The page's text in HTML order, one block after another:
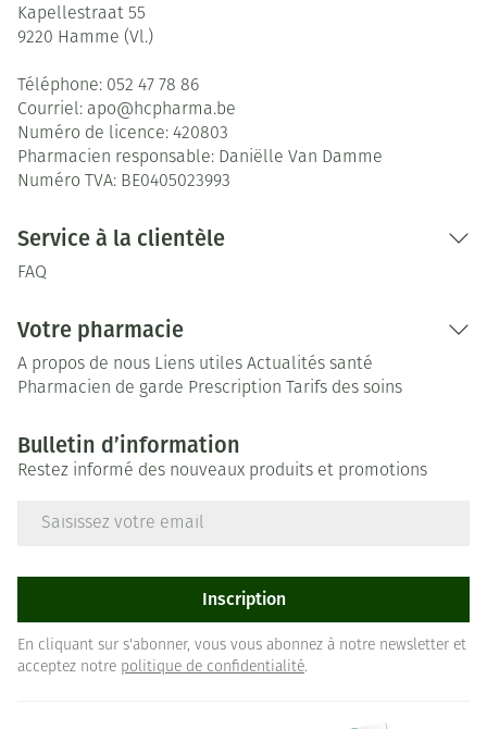
Kapellestraat 55
9220 Hamme (Vl.)
Téléphone: 052 47 78 86
Courriel: apo@hcpharma.be
Numéro de licence: 420803
Pharmacien responsable: Daniëlle Van Damme
Numéro TVA: BE0405023993
Service à la clientèle
FAQ
Votre pharmacie
A propos de nous Liens utiles Actualités santé
Pharmacien de garde Prescription Tarifs des soins
Bulletin d’information
Restez informé des nouveaux produits et promotions
Inscription
En cliquant sur s'abonner, vous vous abonnez à notre newsletter et
acceptez notre politique de confidentialité.